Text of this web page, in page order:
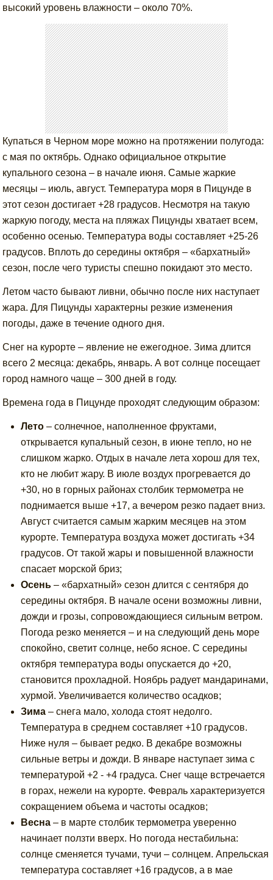
высокий уровень влажности – около 70%.
Купаться в Черном море можно на протяжении полугода:
с мая по октябрь. Однако официальное открытие
купального сезона – в начале июня. Самые жаркие
месяцы – июль, август. Температура моря в Пицунде в
этот сезон достигает +28 градусов. Несмотря на такую
жаркую погоду, места на пляжах Пицунды хватает всем,
особенно осенью. Температура воды составляет +25-26
градусов. Вплоть до середины октября – «бархатный»
сезон, после чего туристы спешно покидают это место.
Летом часто бывают ливни, обычно после них наступает
жара. Для Пицунды характерны резкие изменения
погоды, даже в течение одного дня.
Снег на курорте – явление не ежегодное. Зима длится
всего 2 месяца: декабрь, январь. А вот солнце посещает
город намного чаще – 300 дней в году.
Времена года в Пицунде проходят следующим образом:
Лето – солнечное, наполненное фруктами,
открывается купальный сезон, в июне тепло, но не
слишком жарко. Отдых в начале лета хорош для тех,
кто не любит жару. В июле воздух прогревается до
+30, но в горных районах столбик термометра не
поднимается выше +17, а вечером резко падает вниз.
Август считается самым жарким месяцев на этом
курорте. Температура воздуха может достигать +34
градусов. От такой жары и повышенной влажности
спасает морской бриз;
Осень– «бархатный» сезон длится с сентября до
середины октября. В начале осени возможны ливни,
дожди и грозы, сопровождающиеся сильным ветром.
Погода резко меняется – и на следующий день море
спокойно, светит солнце, небо ясное. С середины
октября температура воды опускается до +20,
становится прохладной. Ноябрь радует мандаринами,
хурмой. Увеличивается количество осадков;
Зима – снега мало, холода стоят недолго.
Температура в среднем составляет +10 градусов.
Ниже нуля – бывает редко. В декабре возможны
сильные ветры и дожди. В январе наступает зима с
температурой +2 - +4 градуса. Снег чаще встречается
в горах, нежели на курорте. Февраль характеризуется
сокращением объема и частоты осадков;
Весна – в марте столбик термометра уверенно
начинает ползти вверх. Но погода нестабильна:
солнце сменяется тучами, тучи – солнцем. Апрельская
температура составляет +16 градусов, а в мае